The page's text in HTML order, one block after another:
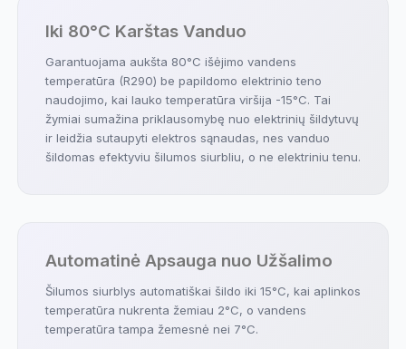
Iki 80°C Karštas Vanduo
Garantuojama aukšta 80°C išėjimo vandens
temperatūra (R290) be papildomo elektrinio teno
naudojimo, kai lauko temperatūra viršija -15°C. Tai
žymiai sumažina priklausomybę nuo elektrinių šildytuvų
ir leidžia sutaupyti elektros sąnaudas, nes vanduo
šildomas efektyviu šilumos siurbliu, o ne elektriniu tenu.
Automatinė Apsauga nuo Užšalimo
Šilumos siurblys automatiškai šildo iki 15°C, kai aplinkos
temperatūra nukrenta žemiau 2°C, o vandens
temperatūra tampa žemesnė nei 7°C.